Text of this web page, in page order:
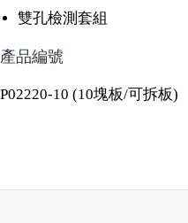
雙孔檢測套組
產品編號
P02220-10 (10塊板/可拆板)